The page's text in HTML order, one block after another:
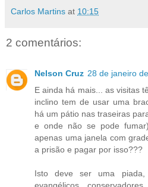
Carlos Martins at 10:15
2 comentários:
Nelson Cruz 28 de janeiro
E ainda há mais... as visitas
inclino tem de usar uma
há um pátio nas traseiras
e onde não se pode
apenas uma janela com
a prisão e pagar por isso???
Isto deve ser uma piada,